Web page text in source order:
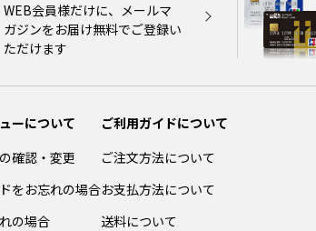
WEB会員様だけに、メールマ
ガジンをお届け無料でご登録い
ただけます
ーについて
確認・変更
をお忘れの場合
の場合
ご利用ガイドについて
ご注文方法について
お支払方法について
送料について